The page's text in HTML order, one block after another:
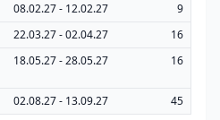
08.02.27 - 12.02.27
9
22.03.27 - 02.04.27
16
18.05.27 - 28.05.27 16
02.08.27 - 13.09.27
45